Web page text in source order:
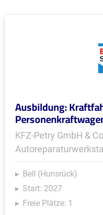
Ausbildung:
KFZ-Petry GmbH &
Bell (Hunsrück)
Start: 2027
Freie Plätze: 1